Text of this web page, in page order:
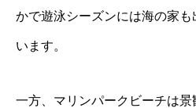
かで遊泳シーズンには海の家
います。
一方、マリンパークビーチは